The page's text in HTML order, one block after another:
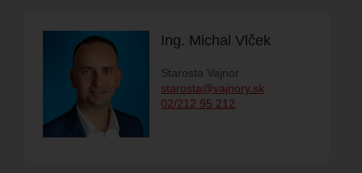
PODUJATÍ
Ing. Michal Vlček
Starosta Vajnor
starosta@vajnory.sk
02/212 95 212